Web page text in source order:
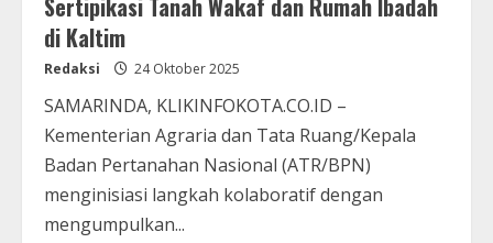
di Kaltim
Redaksi 24 Oktober 2025
SAMARINDA, KLIKINFOKOTA.CO.ID –
Kementerian Agraria dan Tata Ruang/Kepala
Badan Pertanahan Nasional (ATR/BPN)
menginisiasi langkah kolaboratif dengan
mengumpulkan...